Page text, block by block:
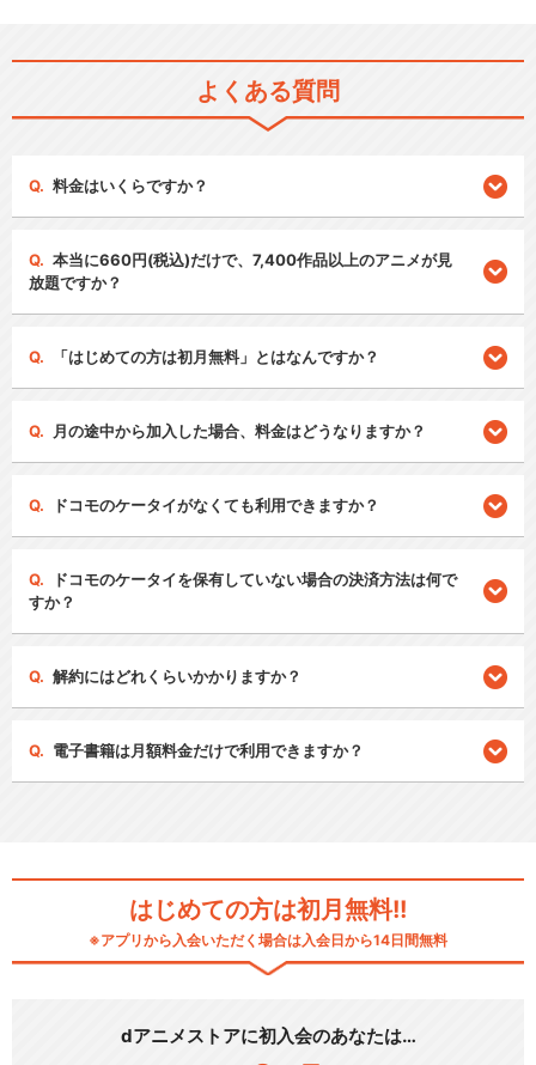
よくある質問
料金はいくらですか？
本当に660円(税込)だけで、7,400作品以上のアニメが見
放題ですか？
「はじめての方は初月無料」とはなんですか？
月の途中から加入した場合、料金はどうなりますか？
ドコモのケータイがなくても利用できますか？
ドコモのケータイを保有していない場合の決済方法は何で
すか？
解約にはどれくらいかかりますか？
電子書籍は月額料金だけで利用できますか？
はじめての方は初月無料!!
※アプリから入会いただく場合は入会日から14日間無料
dアニメストアに初入会のあなたは…